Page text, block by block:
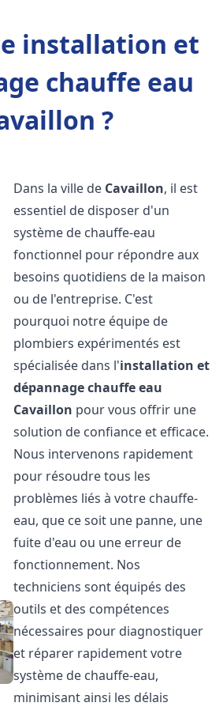
installation et
chauffe eau
?
Dans la ville de Cavaillon, il est
essentiel de disposer d'un
système de chauffe-eau
fonctionnel pour répondre aux
besoins quotidiens de la maison
ou de l'entreprise. C'est
pourquoi notre équipe de
plombiers expérimentés est
spécialisée dans l'installation et
dépannage chauffe eau
Cavaillon pour vous offrir une
solution de confiance et efficace.
Nous intervenons rapidement
pour résoudre tous les
problèmes liés à votre chauffe-
eau, que ce soit une panne, une
fuite d'eau ou une erreur de
fonctionnement. Nos
techniciens sont équipés des
outils et des compétences
nécessaires pour diagnostiquer
et réparer rapidement votre
système de chauffe-eau,
minimisant ainsi les délais